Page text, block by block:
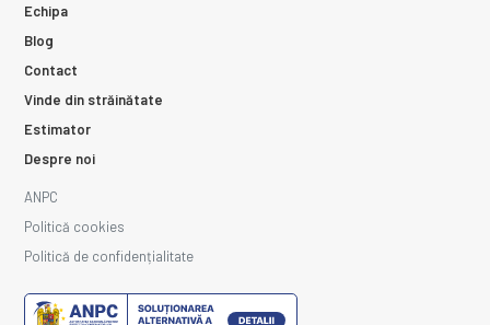
Echipa
Blog
Contact
Vinde din străinătate
Estimator
Despre noi
ANPC
Politică cookies
Politică de confidențialitate